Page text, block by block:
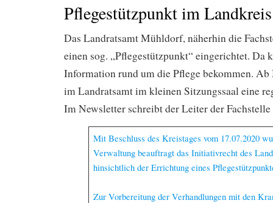
Pflegestützpunkt im
Das Landratsamt Mühldorf, näherhin die
einen sog. „Pflegestützpunkt“ eingerichtet. Da
Information rund um die Pflege bekommen.
im Landratsamt im kleinen Sitzungssaal eine
Im Newsletter schreibt der Leiter der
Mit Beschluss des Kreistages vom 17.07.2020
Verwaltung beauftragt das Initiativrecht des
hinsichtlich der Errichtung eines
Zur Vorbereitung der Verhandlungen mit den